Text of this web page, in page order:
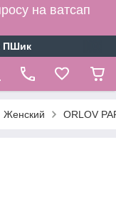
на ватсап
ПШик
Женский ORLOV